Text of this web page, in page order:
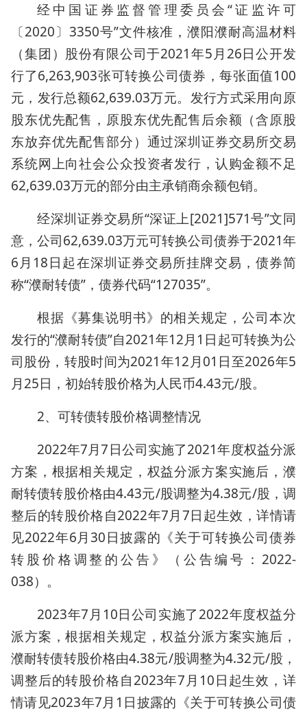
经中国证券监督管理委员会“证监许可
〔2020〕3350号”文件核准，濮阳濮耐高温材料
（集团）股份有限公司于2021年5月26日公开发
行了6,263,903张可转换公司债券，每张面值100
元，发行总额62,639.03万元。发行方式采用向原
股东优先配售，原股东优先配售后余额（含原股
东放弃优先配售部分）通过深圳证券交易所交易
系统网上向社会公众投资者发行，认购金额不足
62,639.03万元的部分由主承销商余额包销。
经深圳证券交易所“深证上[2021]571号”文同
意，公司62,639.03万元可转换公司债券于2021年
6月18日起在深圳证券交易所挂牌交易，债券简
称“濮耐转债”，债券代码“127035”。
根据《募集说明书》的相关规定，公司本次
发行的“濮耐转债”自2021年12月1日起可转换为公
司股份，转股时间为2021年12月01日至2026年5
月25日，初始转股价格为人民币4.43元/股。
2、可转债转股价格调整情况
2022年7月7日公司实施了2021年度权益分派
方案，根据相关规定，权益分派方案实施后，濮
耐转债转股价格由4.43元/股调整为4.38元/股，调
整后的转股价格自2022年7月7日起生效，详情请
见2022年6月30日披露的《关于可转换公司债券
转股价格调整的公告》（公告编号：2022-
038）。
2023年7月10日公司实施了2022年度权益分
派方案，根据相关规定，权益分派方案实施后，
濮耐转债转股价格由4.38元/股调整为4.32元/股，
调整后的转股价格自2023年7月10日起生效，详
情请见2023年7月1日披露的《关于可转换公司债